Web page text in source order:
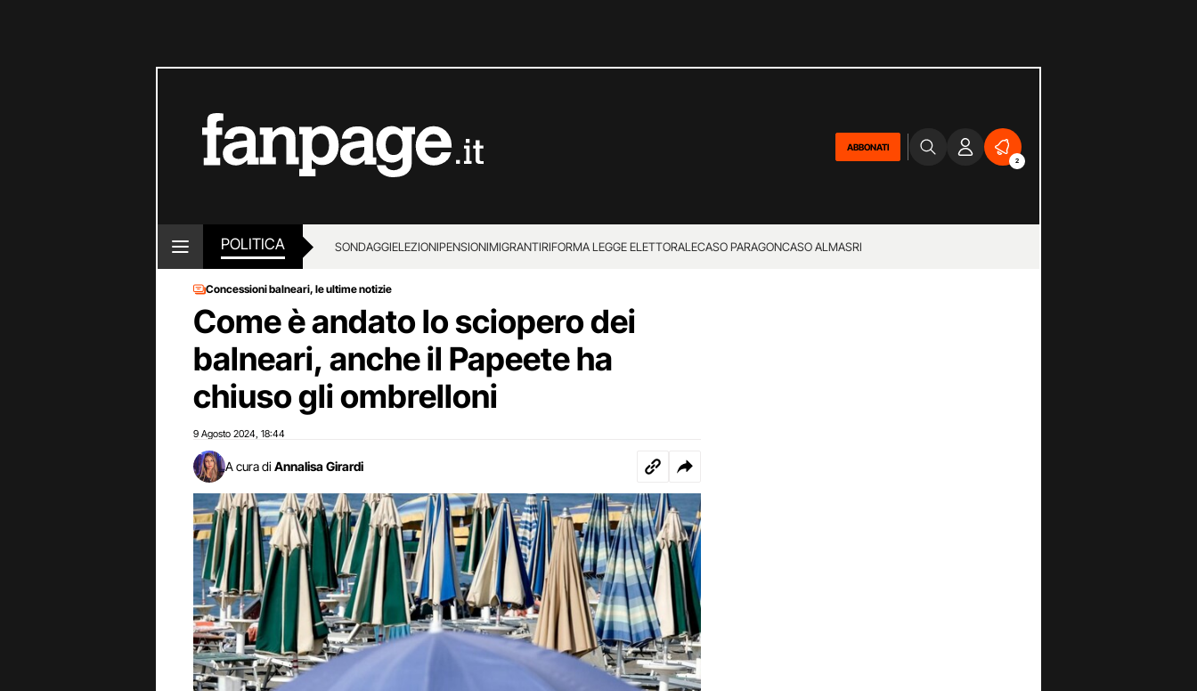
ABBONATI
2
POLITICA SONDAGGIELEZIONIPENSIONIMIGRANTIRIFORMA LEGGE ELETTORALECASO PARAGONCASO ALMASRI
Concessioni balneari, le ultime notizie
Come è andato lo sciopero dei
balneari, anche il Papeete ha
chiuso gli ombrelloni
9 Agosto 2024 18:44
A cura di Annalisa Girardi